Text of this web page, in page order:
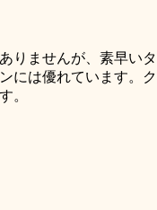
りませんが、素早いタ
には優れています。ク
。